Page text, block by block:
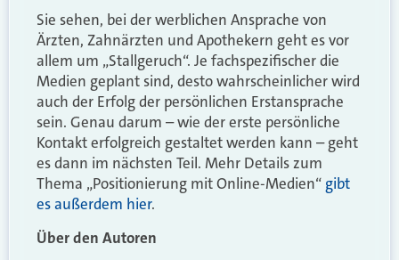
Sie sehen, bei der werblichen Ansprache von
Ärzten, Zahnärzten und Apothekern geht es vor
allem um „Stallgeruch“. Je fachspezifischer die
Medien geplant sind, desto wahrscheinlicher wird
auch der Erfolg der persönlichen Erstansprache
sein. Genau darum – wie der erste persönliche
Kontakt erfolgreich gestaltet werden kann – geht
es dann im nächsten Teil. Mehr Details zum
Thema „Positionierung mit Online-Medien“ gibt
es außerdem hier.
Über den Autoren